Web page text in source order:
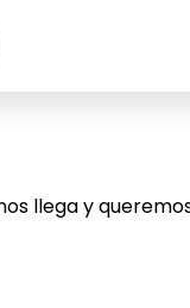
llega y